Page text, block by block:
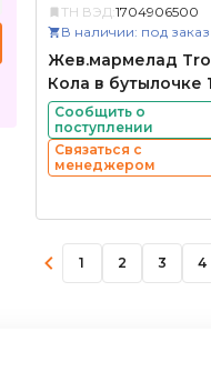
ТН ВЭД: 1704906500
В наличии: под заказ
Жев.мармелад
Кола в бутылочке
Сообщить о
поступлении
Связаться с
менеджером
1 2 3 4